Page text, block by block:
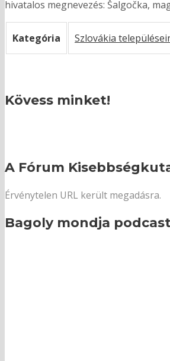
hivatalos megnevezés: Šalgočka,
Kategória Szlovákia
Kövess minket!
A Fórum
Érvénytelen URL került megadásra.
Bagoly mondja podcast